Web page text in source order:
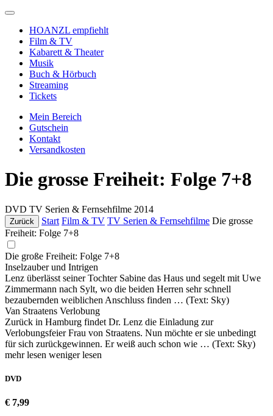
HOANZL empfiehlt
Film & TV
Kabarett & Theater
Musik
Buch & Hörbuch
Streaming
Tickets
Mein Bereich
Gutschein
Kontakt
Versandkosten
Die grosse Freiheit: Folge 7+8
DVD TV Serien & Fernsehfilme 2014
Zurück Start Film & TV TV Serien & Fernsehfilme Die grosse
Freiheit: Folge 7+8
Die große Freiheit: Folge 7+8
Inselzauber und Intrigen
Lenz überlässt seiner Tochter Sabine das Haus und segelt mit Uwe
Zimmermann nach Sylt, wo die beiden Herren sehr schnell
bezaubernden weiblichen Anschluss finden … (Text: Sky)
Van Straatens Verlobung
Zurück in Hamburg findet Dr. Lenz die Einladung zur
Verlobungsfeier Frau von Straatens. Nun möchte er sie unbedingt
für sich zurückgewinnen. Er weiß auch schon wie … (Text: Sky)
mehr lesen weniger lesen
DVD
€ 7,99